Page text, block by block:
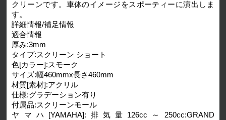
クリーンです。車体のイメージをスポーティーに演出しま
す。
詳細情報/補足情報
適合情報
厚み:3mm
タイプ:スクリーン ショート
色[カラー]:スモーク
サイズ:幅460mmx長さ460mm
材質[素材]:アクリル
仕様:グラデーション有り
付属品:スクリーンモール
ヤマハ[YAMAHA]:排気量126cc～250cc:GRAND